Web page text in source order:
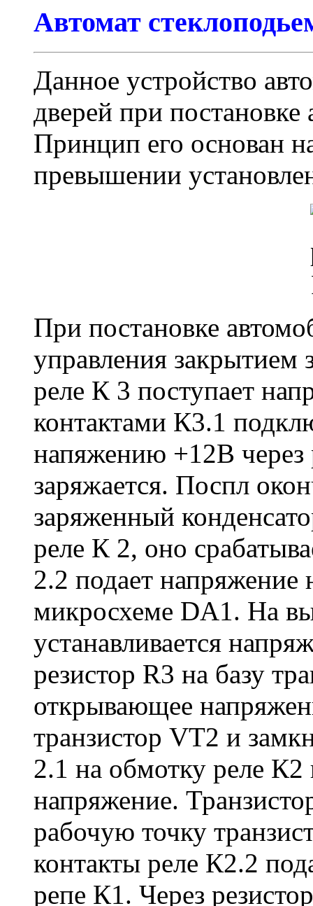
Автомат
Данное устройство
дверей при
Принцип его основан
превышении
При постановке
управления закрытием
реле К 3 поступает
контактами К3.1
напяжению +12В через
заряжается. Поспл
заряженный
реле К 2, оно
2.2 подает
микросхеме DA1. На
устанавливается
резистор R3 на базу
открывающее
транзистор VT2 и
2.1 на обмотку реле
напряжение.
рабочую точку
контакты реле К2.2
репе К1. Через